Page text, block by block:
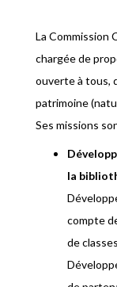
La Commission
chargée de
ouverte à tous,
patrimoine
Ses missions
la
compte
de